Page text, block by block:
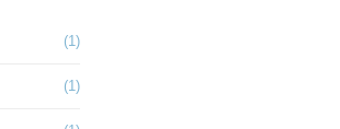
(1)
(1)